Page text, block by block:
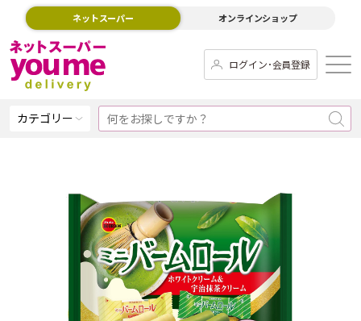
ネットスーパー オンラインショップ
ログイン･会員登録
カテゴリー